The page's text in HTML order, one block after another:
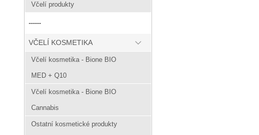
Včelí produkty
------
VČELÍ KOSMETIKA
Včelí kosmetika - Bione BIO
MED + Q10
Včelí kosmetika - Bione BIO
Cannabis
Ostatní kosmetické produkty